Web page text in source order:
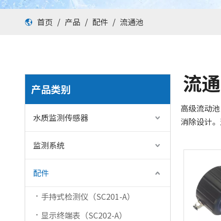
首页 / 产品 / 配件 / 流通池
产品类别
水质监测传感器
监测系统
配件
手持式检测仪（SC201-A）
显示终端表（SC202-A）
流
高级流动
消除设计